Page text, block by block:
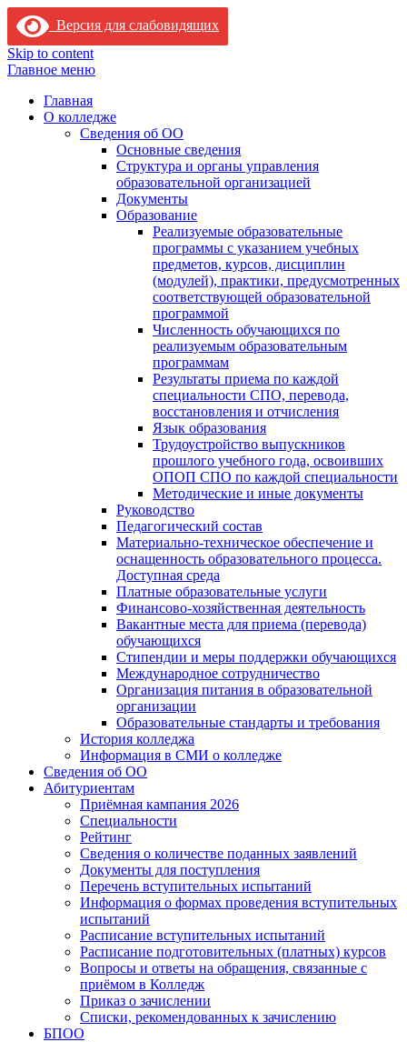
Версия для слабовидящих
Skip to content
Главное меню
Главная
О колледже
Сведения об ОО
Основные сведения
Структура и органы управления
образовательной организацией
Документы
Образование
Реализуемые образовательные
программы с указанием учебных
предметов, курсов, дисциплин
(модулей), практики, предусмотренных
соответствующей образовательной
программой
Численность обучающихся по
реализуемым образовательным
программам
Результаты приема по каждой
специальности СПО, перевода,
восстановления и отчисления
Язык образования
Трудоустройство выпускников
прошлого учебного года, освоивших
ОПОП СПО по каждой специальности
Методические и иные документы
Руководство
Педагогический состав
Материально-техническое обеспечение и
оснащенность образовательного процесса.
Доступная среда
Платные образовательные услуги
Финансово-хозяйственная деятельность
Вакантные места для приема (перевода)
обучающихся
Стипендии и меры поддержки обучающихся
Международное сотрудничество
Организация питания в образовательной
организации
Образовательные стандарты и требования
История колледжа
Информация в СМИ о колледже
Сведения об ОО
Абитуриентам
Приёмная кампания 2026
Специальности
Рейтинг
Сведения о количестве поданных заявлений
Документы для поступления
Перечень вступительных испытаний
Информация о формах проведения вступительных
испытаний
Расписание вступительных испытаний
Расписание подготовительных (платных) курсов
Вопросы и ответы на обращения, связанные с
приёмом в Колледж
Приказ о зачислении
Списки, рекомендованных к зачислению
БПОО